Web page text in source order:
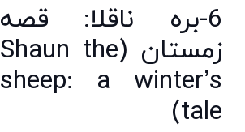
6-بره ناقلا: قصه
زمستان (Shaun the
sheep: a winter’s
tale)